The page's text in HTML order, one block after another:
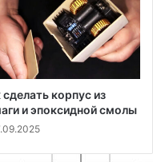
сделать корпус из
и эпоксидной смолы